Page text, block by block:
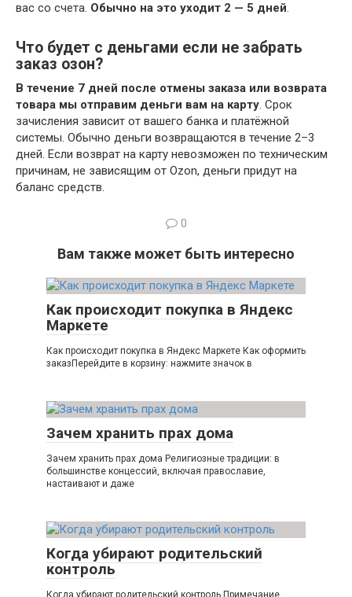
вас со счета. Обычно на это уходит 2 — 5 дней.
Что будет с деньгами если не забрать
заказ озон?
В течение 7 дней после отмены заказа или возврата
товара мы отправим деньги вам на карту. Срок
зачисления зависит от вашего банка и платёжной
системы. Обычно деньги возвращаются в течение 2–3
дней. Если возврат на карту невозможен по техническим
причинам, не зависящим от Ozon, деньги придут на
баланс средств.
0
Вам также может быть интересно
Как происходит покупка в Яндекс
Маркете
Как происходит покупка в Яндекс Маркете Как оформить
заказПерейдите в корзину: нажмите значок в
Зачем хранить прах дома
Зачем хранить прах дома Религиозные традиции: в
большинстве концессий, включая православие,
настаивают и даже
Когда убирают родительский
контроль
Когда убирают родительский контроль Примечание.